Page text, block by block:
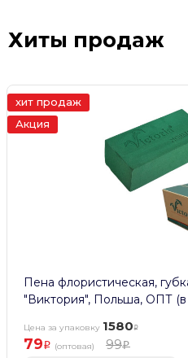
Хиты продаж
хит продаж
Акция
Пена флористическая,
"Виктория", Польша, ОПТ (в
Цена за упаковку 1580
79 (оптовая) 99